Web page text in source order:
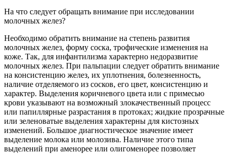
На что следует обращать внимание при исследовании
молочных желез?
Необходимо обратить внимание на степень развития
молочных желез, форму соска, трофические изменения на
коже. Так, для инфантилизма характерно недоразвитие
молочных желез. При пальпации следует обратить внимание
на консистенцию желез, их уплотнения, болезненность,
наличие отделяемого из сосков, его цвет, консистенцию и
характер. Выделения коричневого цвета или с примесью
крови указывают на возможный злокачественный процесс
или папиллярные разрастания в протоках; жидкие прозрачные
или зеленоватые выделения характерны для кистозных
изменений. Большое диагностическое значение имеет
выделение молока или молозива. Наличие этого типа
выделений при аменорее или олигоменорее позволяет